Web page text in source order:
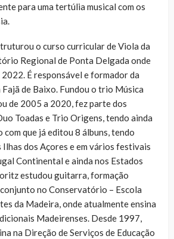
para uma tertúlia musical com os
o curso curricular de Viola da
Regional de Ponta Delgada onde
É responsável e formador da
Fajã de Baixo. Fundou o trio Música
de 2005 a 2020, fez parte dos
Toadas e Trio Origens, tendo ainda
que já editou 8 álbuns, tendo
Ilhas dos Açores e em vários festivais
Continental e ainda nos Estados
estudou guitarra, formação
no Conservatório – Escola
da Madeira, onde atualmente ensina
Madeirenses. Desde 1997,
na Direção de Serviços de Educação